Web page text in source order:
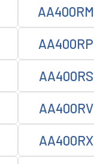
AA400RM
AA400RP
AA400RS
AA400RV
AA400RX